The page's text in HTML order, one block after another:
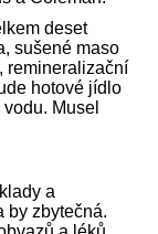
deset
sušené maso
, remineralizační
hotové jídlo
Musel
a
by zbytečná.